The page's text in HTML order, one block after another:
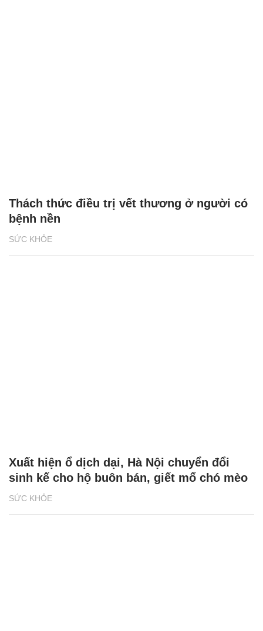
SỨC KHỎE
Thách thức điều trị vết thương ở người có
bệnh nền
SỨC KHỎE
Xuất hiện ổ dịch dại, Hà Nội chuyển đổi
sinh kế cho hộ buôn bán, giết mổ chó mèo